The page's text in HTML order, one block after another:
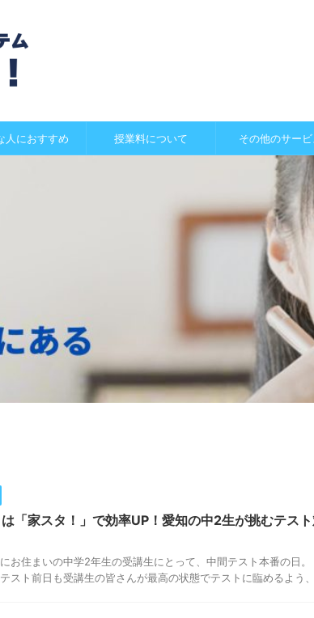
人におすすめ 授業料について その他のサービ
「家スタ！」で効率UP！愛知の中2生が挑むテス
お住まいの中学2年生の受講生にとって、中間テスト本番の日
スト前日も受講生の皆さんが最高の状態でテストに臨めるよう